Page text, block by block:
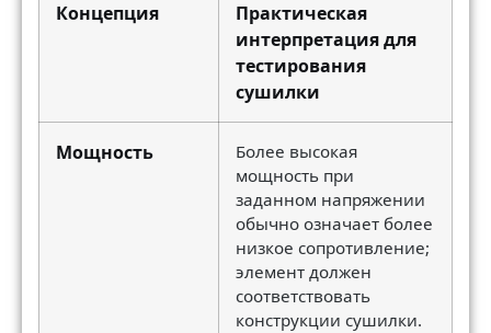
Концепция
Практическая
интерпретация для
тестирования
сушилки
Мощность
Более высокая
мощность при
заданном напряжении
обычно означает более
низкое сопротивление;
элемент должен
соответствовать
конструкции сушилки.